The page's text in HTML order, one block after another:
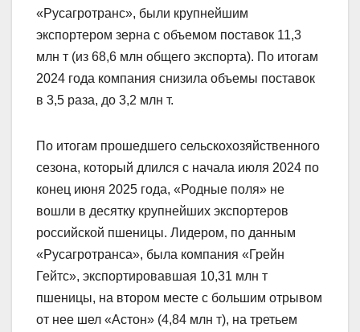
«Русагротранс», были крупнейшим
экспортером зерна с объемом поставок 11,3
млн т (из 68,6 млн общего экспорта). По итогам
2024 года компания снизила объемы поставок
в 3,5 раза, до 3,2 млн т.
По итогам прошедшего сельскохозяйственного
сезона, который длился с начала июля 2024 по
конец июня 2025 года, «Родные поля» не
вошли в десятку крупнейших экспортеров
российской пшеницы. Лидером, по данным
«Русагротранса», была компания «Грейн
Гейтс», экспортировавшая 10,31 млн т
пшеницы, на втором месте с большим отрывом
от нее шел «Астон» (4,84 млн т), на третьем